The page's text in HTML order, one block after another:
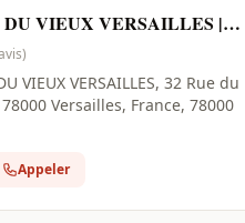
VIEUX VERSAILLES |
VIEUX VERSAILLES, 32 Rue du
Versailles, France, 78000
Appeler